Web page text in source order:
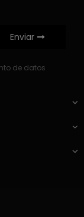
Enviar
de datos